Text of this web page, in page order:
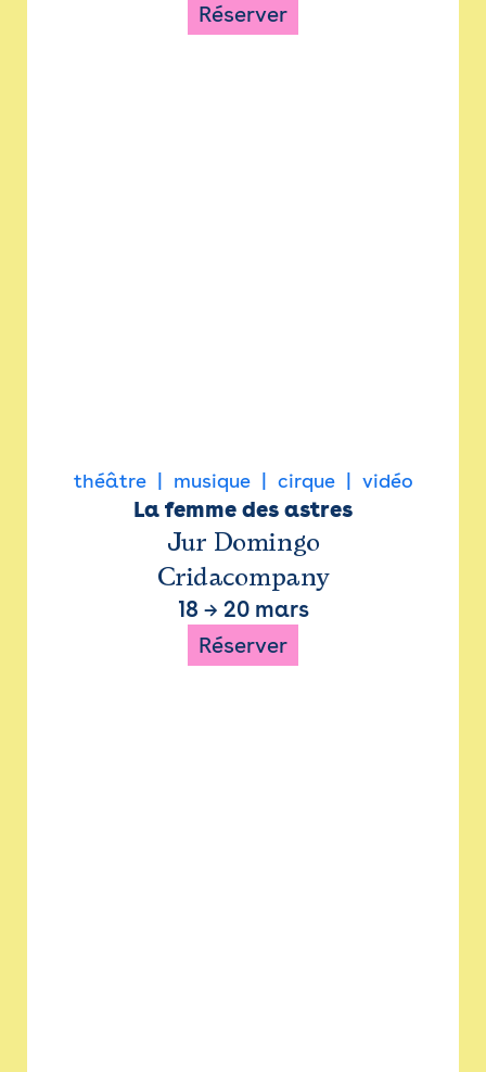
Réserver
théâtre musique cirque vidéo
La femme des astres
Jur Domingo
Cridacompany
18 → 20 mars
Réserver